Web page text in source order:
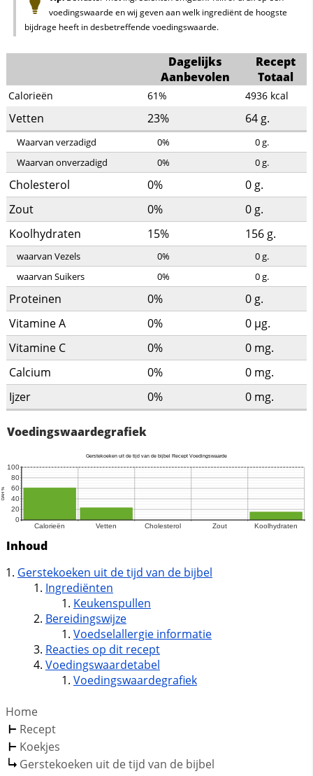
voedingswaarde en wij geven aan welk ingrediënt de hoogste
bijdrage heeft in desbetreffende voedingswaarde.
Dagelijks
Aanbevolen
Recept
Totaal
Calorieën 61% 4936 kcal
Vetten 23% 64 g.
Waarvan verzadigd 0% 0g.
Waarvan onverzadigd
0% 0g.
Cholesterol 0% 0 g.
Zout
0% 0 g.
Koolhydraten
15% 156 g.
waarvan Vezels 0% 0g.
waarvan Suikers
0% 0g.
Proteinen 0% 0 g.
Vitamine A
0% 0 µg.
Vitamine C
0% 0 mg.
Calcium
0% 0 mg.
Ijzer
0% 0 mg.
Voedingswaardegrafiek
Inhoud
Gerstekoeken uit de tijd van de bijbel
Ingrediënten
Keukenspullen
Bereidingswijze
Voedselallergie informatie
Reacties op dit recept
Voedingswaardetabel
Voedingswaardegrafiek
Home
Recept
Koekjes
Gerstekoeken uit de tijd van de bijbel